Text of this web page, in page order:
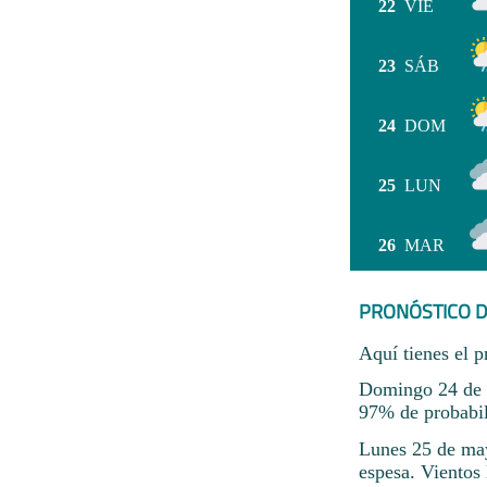
22 VIE
23 SÁB
24 DOM
25 LUN
26 MAR
PRONÓSTICO
Aquí tienes el
Domingo 24 de
97% de
Lunes 25 de
espesa.